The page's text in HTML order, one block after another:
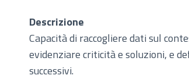
Descrizione
Capacità di raccogliere dati sul
evidenziare criticità e soluzioni, e
successivi.